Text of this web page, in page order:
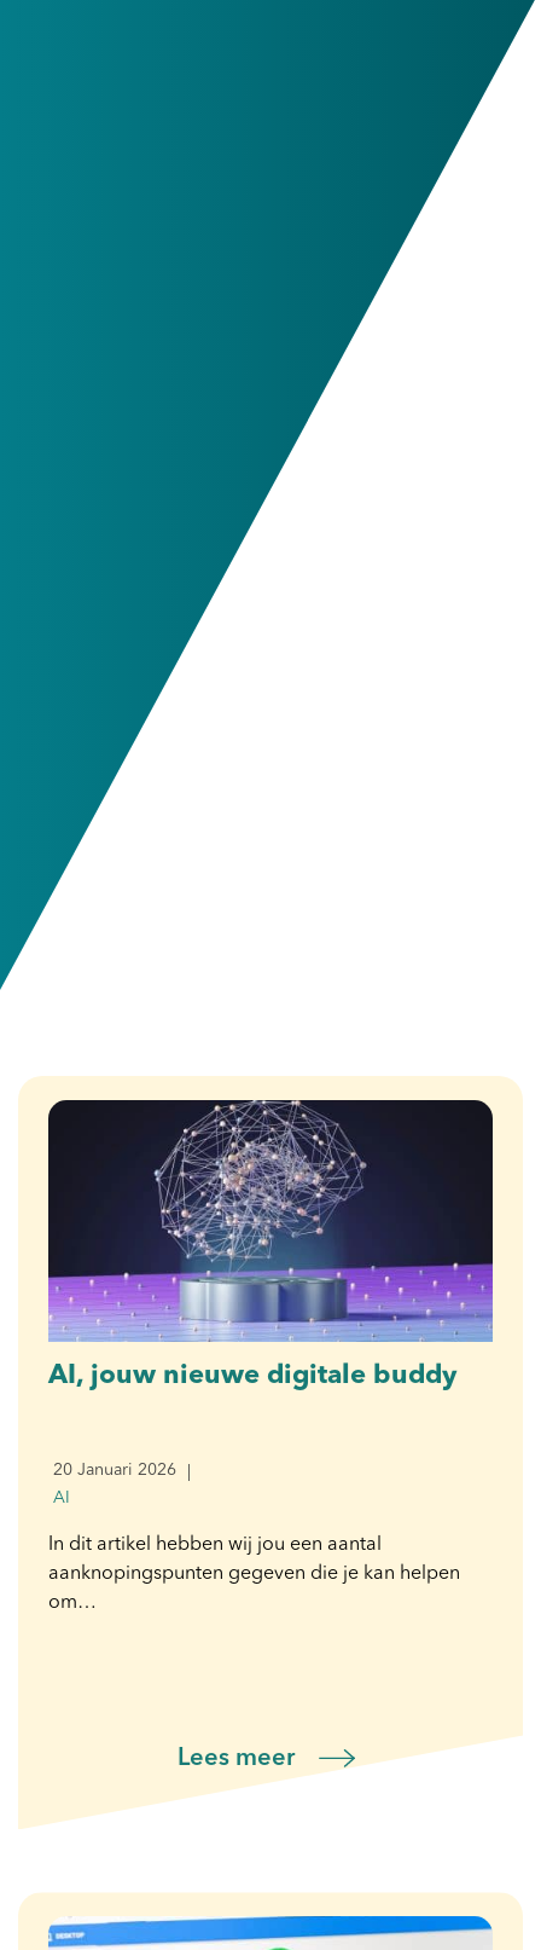
AI, jouw nieuwe digitale buddy
20 Januari 2026
AI
In dit artikel hebben wij jou een aantal
aanknopingspunten gegeven die je kan helpen
om…
Lees meer